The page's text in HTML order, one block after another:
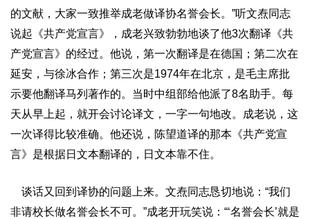
的文献，大家一致推举成老做译协名誉会长。”听文焘同志
说起《共产党宣言》，成老兴致勃勃地谈了他3次翻译《共
产党宣言》的经过。他说，第一次翻译是在德国；第二次在
延安，与徐冰合作；第三次是1974年在北京，是毛主席批
示要他翻译马列著作的。当时中组部给他派了8名助手。每
天从早上起，就开会讨论译文，一字一句地改。成老说，这
一次译得比较准确。他还说，陈望道译的那本《共产党宣
言》是根据日文本翻译的，日文本靠不住。
谈话又回到译协的问题上来。文焘同志恳切地说：“我们
非请校长做名誉会长不可。”成老开玩笑说：“‘名誉会长’就是